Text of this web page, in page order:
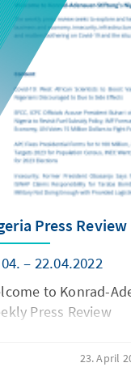
Press Review
– 22.04.2022
to Konrad-
Press Review
23. April